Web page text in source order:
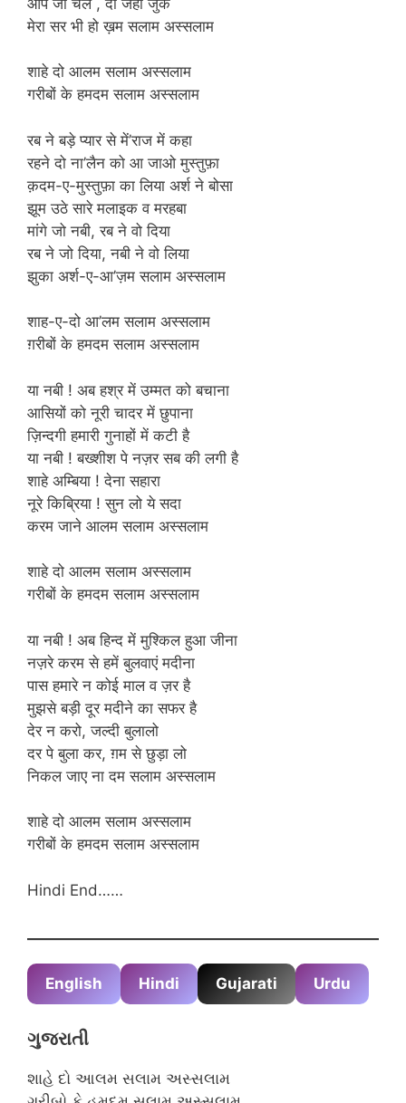
मेरा सर भी हो ख़म सलाम अस्सलाम
शाहे दो आलम सलाम अस्सलाम
गरीबों के हमदम सलाम अस्सलाम
रब ने बड़े प्यार से में’राज में कहा
रहने दो ना’लैन को आ जाओ मुस्तुफ़ा
क़दम-ए-मुस्तुफ़ा का लिया अर्श ने बोसा
झूम उठे सारे मलाइक व मरहबा
मांगे जो नबी, रब ने वो दिया
रब ने जो दिया, नबी ने वो लिया
झुका अर्श-ए-आ’ज़म सलाम अस्सलाम
शाह-ए-दो आ’लम सलाम अस्सलाम
ग़रीबों के हमदम सलाम अस्सलाम
या नबी ! अब हश्र में उम्मत को बचाना
आसियों को नूरी चादर में छुपाना
ज़िन्दगी हमारी गुनाहों में कटी है
या नबी ! बख्शीश पे नज़र सब की लगी है
शाहे अम्बिया ! देना सहारा
नूरे किब्रिया ! सुन लो ये सदा
करम जाने आलम सलाम अस्सलाम
शाहे दो आलम सलाम अस्सलाम
गरीबों के हमदम सलाम अस्सलाम
या नबी ! अब हिन्द में मुश्किल हुआ जीना
नज़रे करम से हमें बुलवाएं मदीना
पास हमारे न कोई माल व ज़र है
मुझसे बड़ी दूर मदीने का सफर है
देर न करो, जल्दी बुलालो
दर पे बुला कर, ग़म से छुड़ा लो
निकल जाए ना दम सलाम अस्सलाम
शाहे दो आलम सलाम अस्सलाम
गरीबों के हमदम सलाम अस्सलाम
Hindi End……
English Hindi Gujarati Urdu
ગુજરાતી
શાહે દો આલમ સલામ અસ્સલામ